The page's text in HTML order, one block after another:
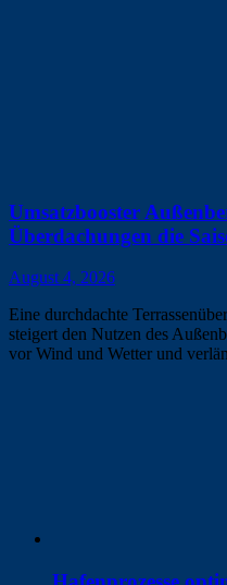
Umsatzbooster
Überdachungen die
August 4, 2026
Eine durchdachte
steigert den Nutzen des
vor Wind und Wetter und